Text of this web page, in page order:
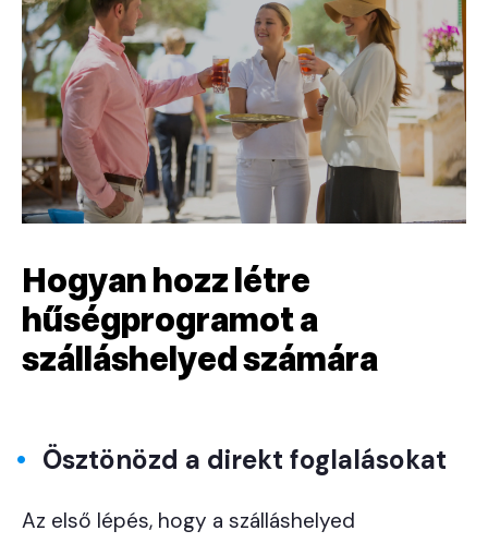
Hogyan hozz létre
hűségprogramot a
szálláshelyed számára
Ösztönözd a direkt foglalásokat
Az első lépés, hogy a szálláshelyed